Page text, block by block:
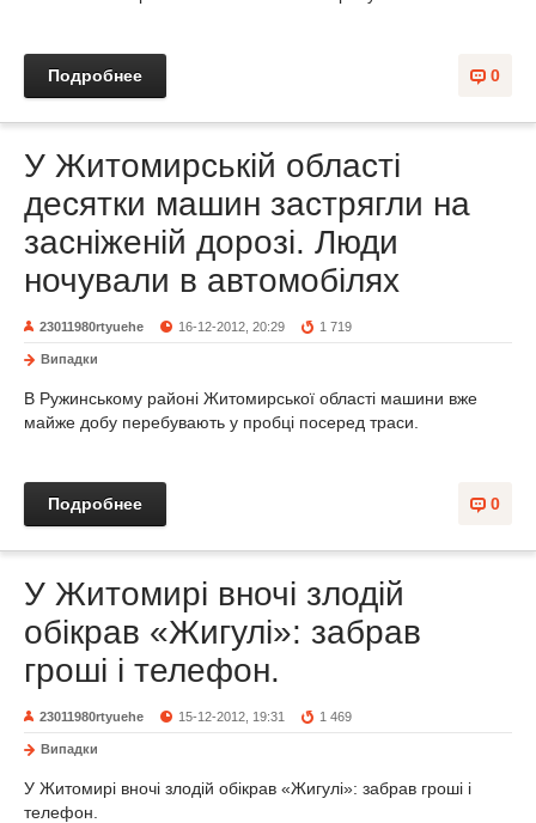
0
Подробнее
У Житомирській області
десятки машин застрягли на
засніженій дорозі. Люди
ночували в автомобілях
23011980rtyuehe 16-12-2012, 20:29 1 719
Випадки
В Ружинському районі Житомирської області машини вже
майже добу перебувають у пробці посеред траси.
0
Подробнее
У Житомирі вночі злодій
обікрав «Жигулі»: забрав
гроші і телефон.
23011980rtyuehe 15-12-2012, 19:31 1 469
Випадки
У Житомирі вночі злодій обікрав «Жигулі»: забрав гроші і
телефон.